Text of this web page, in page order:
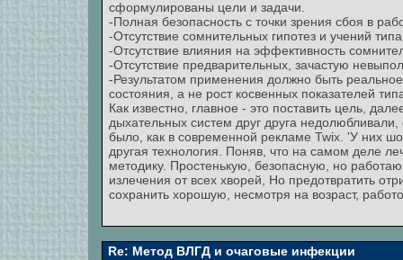
сформулированы цели и задачи.
-Полная безопасность с точки зрения сбоя в
-Отсутствие сомнительных гипотез и учений
-Отсутствие влияния на эффективность
-Отсутствие предварительных, зачастую
-Результатом применения должно быть
состояния, а не рост косвенных показателей
Как известно, главное - это поставить цель,
дыхательных систем друг друга
было, как в современной рекламе Twix. 'У них
другая технология. Поняв, что на самом деле
методику. Простенькую, безопасную, но
излечения от всех хворей, Но предотвратить
сохранить хорошую, несмотря на возраст,
Re: Метод ВЛГД и очаговые инфекции